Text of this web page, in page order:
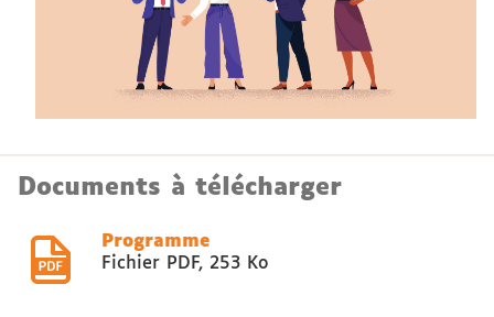
Documents à télécharger
Programme
Fichier PDF, 253 Ko